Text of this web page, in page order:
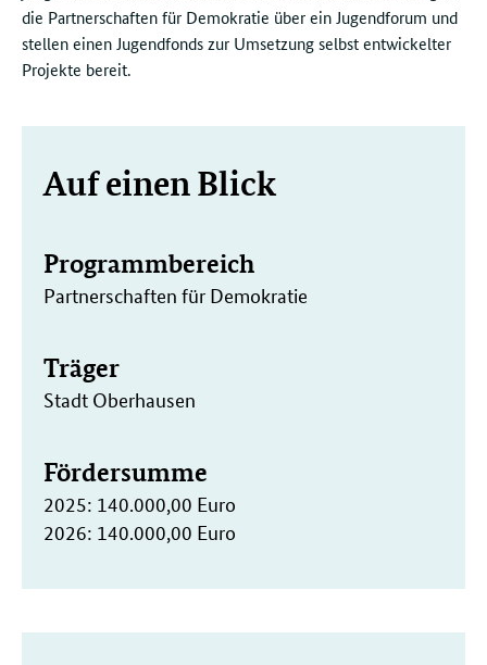
die Partnerschaften für Demokratie über ein Jugendforum und
stellen einen Jugendfonds zur Umsetzung selbst entwickelter
Projekte bereit.
Weitere
Auf einen Blick
Programmbereich
Partnerschaften für Demokratie
Träger
Stadt Oberhausen
Fördersumme
2025: 140.000,00 Euro
2026: 140.000,00 Euro